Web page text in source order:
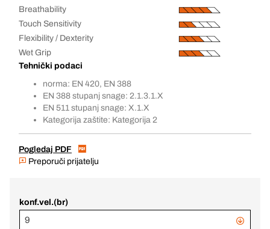
Breathability
Touch Sensitivity
Flexibility / Dexterity
Wet Grip
Tehnički podaci
norma: EN 420, EN 388
EN 388 stupanj snage: 2.1.3.1.X
EN 511 stupanj snage: X.1.X
Kategorija zaštite: Kategorija 2
Pogledaj PDF
Preporuči prijatelju
konf.vel.(br)
9